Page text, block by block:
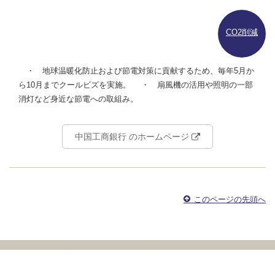
CO2削減
・ 地球温暖化防止および節電対策に貢献するため、毎年5月か
ら10月までクールビズを実施。 ・ 扇風機の活用や照明の一部
消灯など身近な節電への取組み。
中国工商銀行 のホームページ
このページの先頭へ